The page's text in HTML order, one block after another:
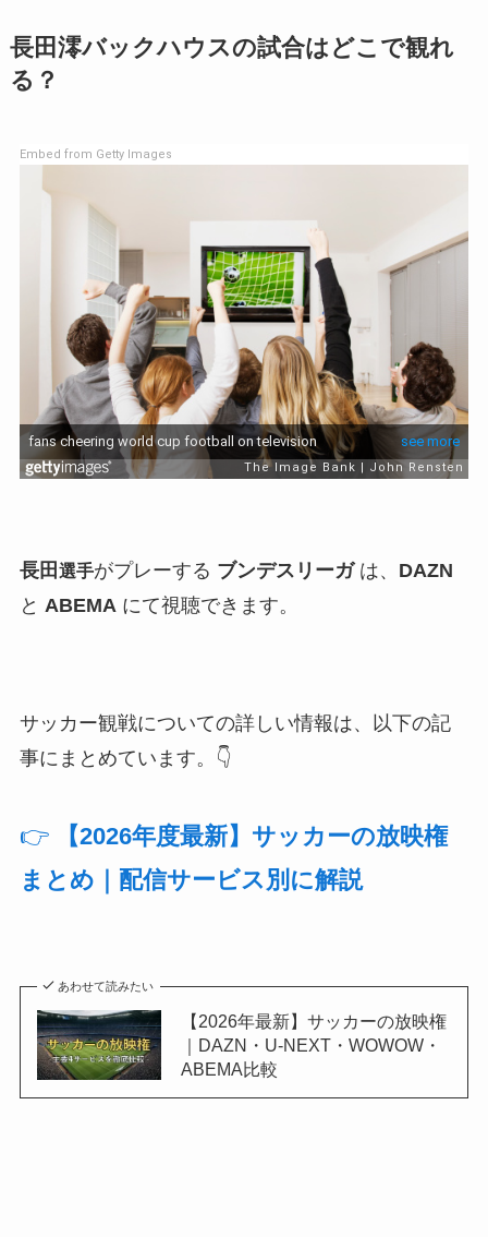
長田澪バックハウスの試合はどこで観れ
る？
Embed from Getty Images
長田 選手がプレーする ブンデスリーガは、 DAZN
と ABEMA にて視聴できます。
サッカー観戦についての詳しい情報は、以下の記
事にまとめています。👇
👉
【2026年度最新】サッカーの放映権
まとめ｜配信サービス別に解説
あわせて読みたい
【2026年最新】サッカーの放映権
｜DAZN・U-NEXT・WOWOW・
ABEMA比較